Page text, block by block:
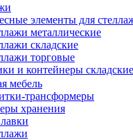
элементы для
металлические
складские
торговые
и контейнеры складские
мебель
трансформеры
хранения